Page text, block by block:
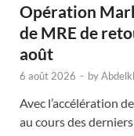
Opération
de MRE de
août
6 août 2026 - by
Avec l’accélération
au cours des derniers